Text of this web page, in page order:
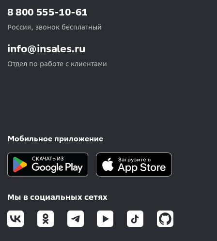
info@insales.ru
Отдел по работе с клиентами
8 800 555-10-61
Россия, звонок бесплатный
Мобильное приложение
Мы в социальных сетях